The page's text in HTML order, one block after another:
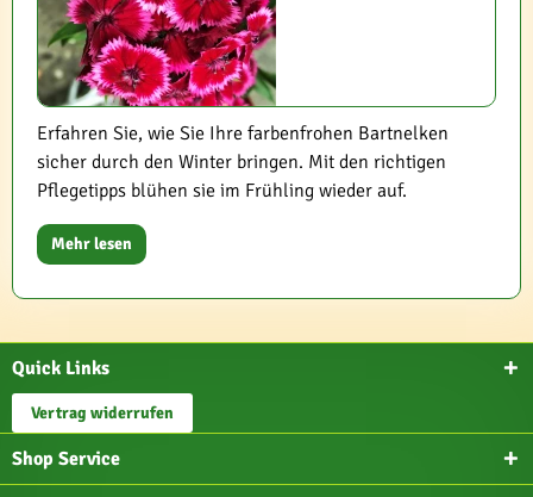
Erfahren Sie, wie Sie Ihre farbenfrohen Bartnelken
sicher durch den Winter bringen. Mit den richtigen
Pflegetipps blühen sie im Frühling wieder auf.
Mehr lesen
Quick Links
Vertrag widerrufen
Shop Service